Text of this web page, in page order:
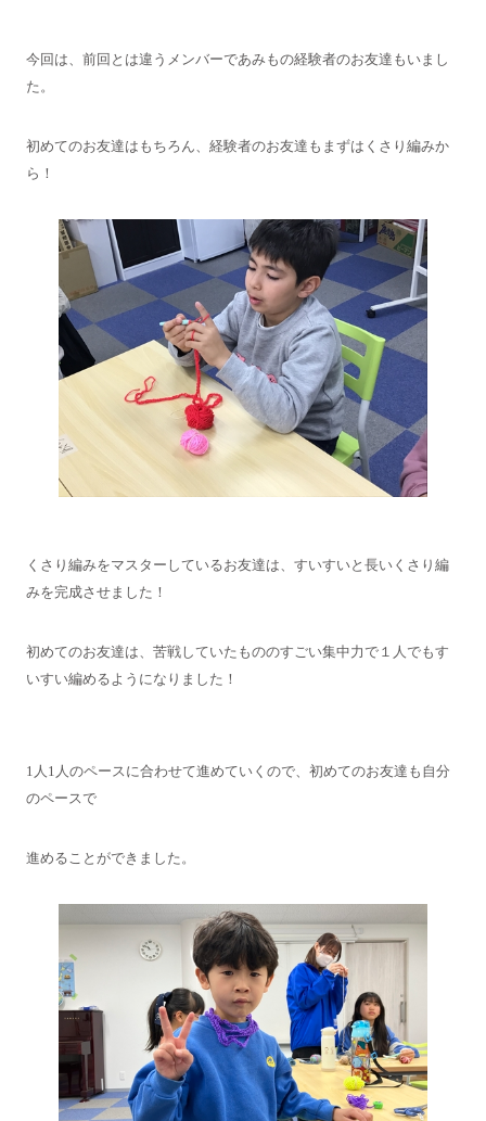
今回は、前回とは違うメンバーであみもの経験者のお友達もいまし
た。
初めてのお友達はもちろん、経験者のお友達もまずはくさり編みか
ら！
くさり編みをマスターしているお友達は、すいすいと長いくさり編
みを完成させました！
初めてのお友達は、苦戦していたもののすごい集中力で１人でもす
いすい編めるようになりました！
1人1人のペースに合わせて進めていくので、初めてのお友達も自分
のペースで
進めることができました。